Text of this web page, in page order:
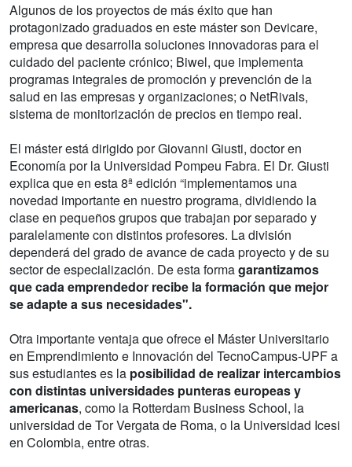
Algunos de los proyectos de más éxito que han
protagonizado graduados en este máster son Devicare,
empresa que desarrolla soluciones innovadoras para el
cuidado del paciente crónico; Biwel, que implementa
programas integrales de promoción y prevención de la
salud en las empresas y organizaciones; o NetRivals,
sistema de monitorización de precios en tiempo real.
El máster está dirigido por Giovanni Giusti, doctor en
Economía por la Universidad Pompeu Fabra. El Dr. Giusti
explica que en esta 8ª edición “implementamos una
novedad importante en nuestro programa, dividiendo la
clase en pequeños grupos que trabajan por separado y
paralelamente con distintos profesores. La división
dependerá del grado de avance de cada proyecto y de su
sector de especialización. De esta formagarantizamos
que cada emprendedor recibe la formación que mejor
se adapte a sus necesidades".
Otra importante ventaja que ofrece el Máster Universitario
en Emprendimiento e Innovación del TecnoCampus-UPF a
sus estudiantes es la posibilidad de realizar intercambios
con distintas universidades punteras europeas y
americanas, como la Rotterdam Business School, la
universidad de Tor Vergata de Roma, o la Universidad Icesi
en Colombia, entre otras.